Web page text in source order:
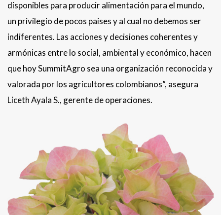
disponibles para producir alimentación para el mundo,
un privilegio de pocos países y al cual no debemos ser
indiferentes. Las acciones y decisiones coherentes y
armónicas entre lo social, ambiental y económico, hacen
que hoy SummitAgro sea una organización reconocida y
valorada por los agricultores colombianos”, asegura
Liceth Ayala S., gerente de operaciones.